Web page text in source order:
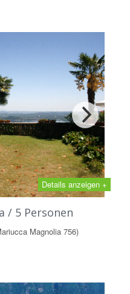
Details anzeigen +
/ 5 Personen
Magnolia 756)